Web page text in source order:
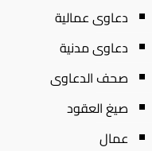
دعاوى عمالية
دعاوى مدنية
صحف الدعاوى
صيغ العقود
عمال